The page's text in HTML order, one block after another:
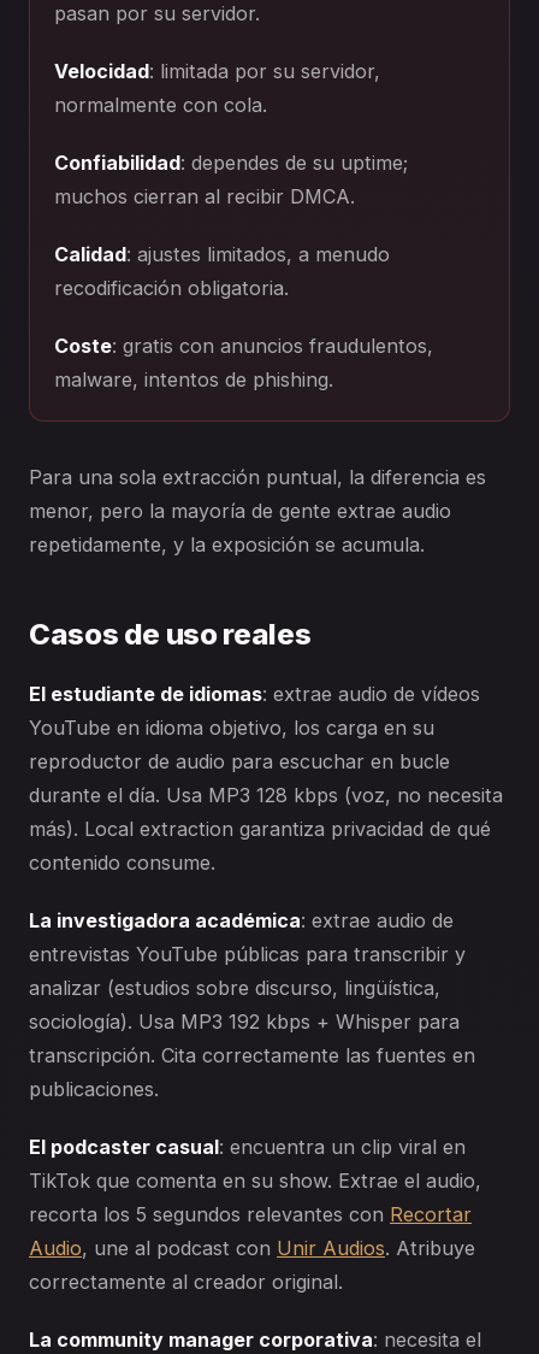
pasan por su servidor.
Velocidad: limitada por su servidor,
normalmente con cola.
Confiabilidad: dependes de su uptime;
muchos cierran al recibir DMCA.
Calidad: ajustes limitados, a menudo
recodificación obligatoria.
Coste: gratis con anuncios fraudulentos,
malware, intentos de phishing.
Para una sola extracción puntual, la diferencia es
menor, pero la mayoría de gente extrae audio
repetidamente, y la exposición se acumula.
Casos de uso reales
El estudiante de idiomas: extrae audio de vídeos
YouTube en idioma objetivo, los carga en su
reproductor de audio para escuchar en bucle
durante el día. Usa MP3 128 kbps (voz, no necesita
más). Local extraction garantiza privacidad de qué
contenido consume.
La investigadora académica: extrae audio de
entrevistas YouTube públicas para transcribir y
analizar (estudios sobre discurso, lingüística,
sociología). Usa MP3 192 kbps + Whisper para
transcripción. Cita correctamente las fuentes en
publicaciones.
El podcaster casual: encuentra un clip viral en
TikTok que comenta en su show. Extrae el audio,
recorta los 5 segundos relevantes con Recortar
Audio, une al podcast con Unir Audios. Atribuye
correctamente al creador original.
La community manager corporativa: necesita el